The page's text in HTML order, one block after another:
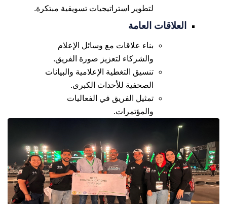
لتطوير استراتيجيات تسويقية مبتكرة.
العلاقات العامة
بناء علاقات مع وسائل الإعلام
والشركاء لتعزيز صورة الفريق.
تنسيق التغطية الإعلامية والبيانات
الصحفية للأحداث الكبرى.
تمثيل الفريق في الفعاليات
والمؤتمرات.